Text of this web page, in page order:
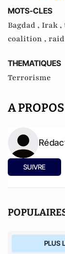
MOTS-CLES
Bagdad , Irak ,
coalition ,
THEMATIQUES
Terrorisme
A
SUIVRE
PLUS